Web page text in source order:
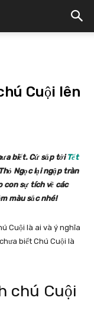
Cuội lên
biết. Cứ sắp tớiTết
Ngọc lại ngập tràn
con sự tích về các
màu sắc nhé!
Cuội là ai và ý nghĩa
biết Chú Cuội là
chú Cuội